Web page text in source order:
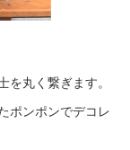
丸く繋ぎます。
ポンポンでデコレ